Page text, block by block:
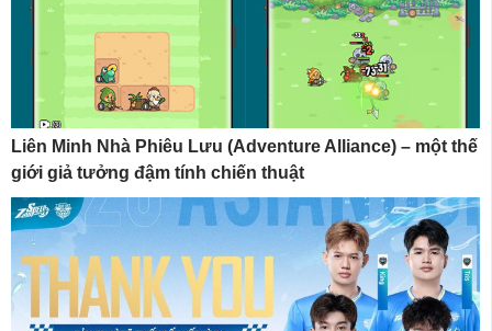
Liên Minh Nhà Phiêu Lưu (Adventure Alliance) – một thế
giới giả tưởng đậm tính chiến thuật